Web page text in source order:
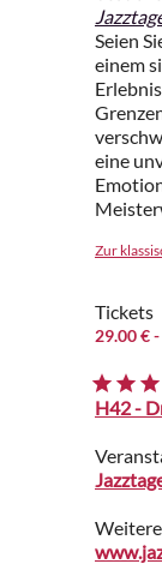
Seien
einem
eine
Zur
Tickets
29.00 €